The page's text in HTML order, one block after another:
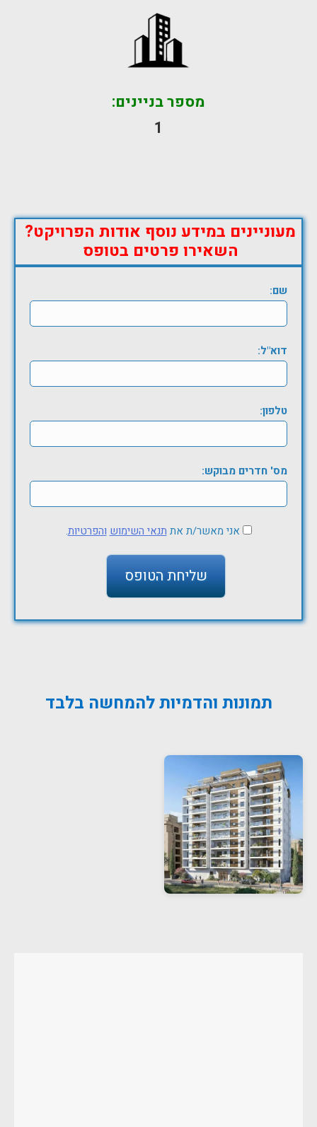
מספר בניינים:
1
מעוניינים במידע נוסף אודות הפרויקט?
השאירו פרטים בטופס
שם:
דוא"ל:
טלפון:
מס' חדרים מבוקש:
אני מאשר/ת את תנאי השימוש והפרטיות.
תמונות והדמיות להמחשה בלבד